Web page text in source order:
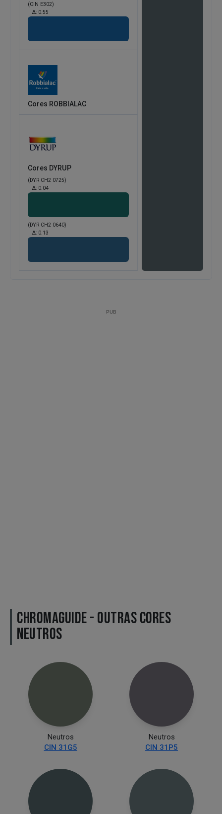
(CIN E302)
Δ: 0.55
Cores ROBBIALAC
Cores DYRUP
(DYR CH2 0725)
Δ: 0.04
(DYR CH2 0640)
Δ: 0.13
CHROMAGUIDE - OUTRAS CORES
NEUTROS
Neutros
CIN 31G5
Neutros
CIN 31P5